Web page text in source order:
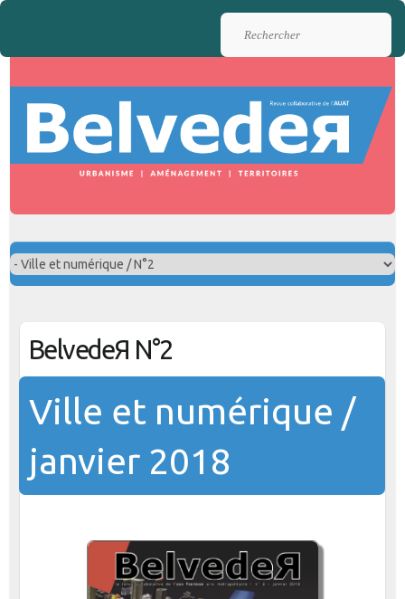
Rechercher
BelvedeЯ N°2
Ville et numérique /
janvier 2018